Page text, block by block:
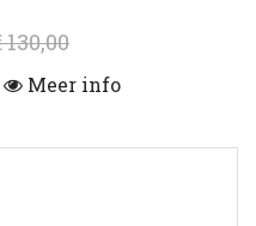
130,00
Meer info